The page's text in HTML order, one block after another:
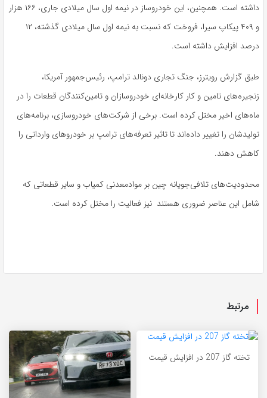
داشته است. همچنین، این خودروساز در نیمه اول سال میلادی جاری، ۱۶۶ هزار
و ۴۰۹ پیکاپ سیرا، فروخت که نسبت به نیمه اول سال میلادی گذشته، ۱۲
درصد افزایش داشته است.
طبق گزارش رویترز، جنگ تجاری دونالد ترامپ، رئیس‌جمهور آمریکا،
زنجیره‌های تامین و کار کارخانه‌ای خودروسازان و تامین‌کنندگان قطعات را در
ماه‌های اخیر مختل کرده است. برخی از شرکت‌های خودروسازی، برنامه‌های
تولیدشان را تغییر داده‌اند تا تاثیر تعرفه‌های ترامپ بر خودروهای وارداتی را
کاهش دهند.
محدودیت‌های تلافی‌جویانه چین بر موادمعدنی کمیاب و سایر قطعاتی که
شامل این عناصر ضروری هستند نیز فعالیت را مختل کرده است.
مرتبط
تخته گاز 207 در افزایش قیمت